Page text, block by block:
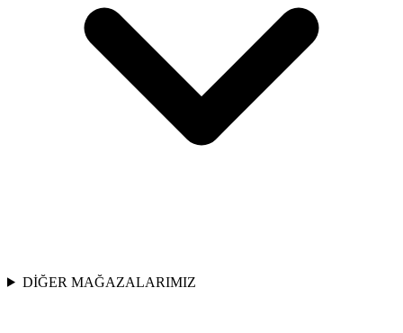
DİĞER MAĞAZALARIMIZ